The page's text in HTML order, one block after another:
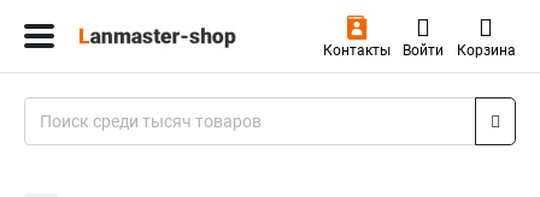
Контакты Войти Корзина